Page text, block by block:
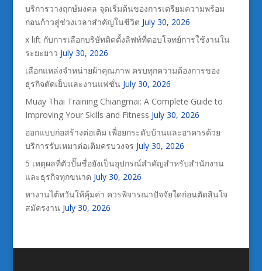
บริการวางฤกษ์มงคล จุดเริ่มต้นของการเตรียมความพร้อม
ก่อนก้าวสู่ช่วงเวลาสำคัญในชีวิต July 30, 2026
x lift กับการเลือกบริษัทติดตั้งลิฟท์ที่ตอบโจทย์การใช้งานใน
ระยะยาว July 30, 2026
เลือกแหล่งจำหน่ายผ้าคุณภาพ ครบทุกความต้องการของ
ธุรกิจตัดเย็บและงานแฟชั่น July 30, 2026
Muay Thai Training Chiangmai: A Complete Guide to
Improving Your Skills and Fitness July 30, 2026
ออกแบบก่อสร้างต่อเติม เพื่อยกระดับบ้านและอาคารด้วย
บริการรับเหมาต่อเติมครบวงจร July 30, 2026
5 เหตุผลที่ตัวปั๊มชื่อยังเป็นอุปกรณ์สำคัญสำหรับสำนักงาน
และธุรกิจทุกขนาด July 30, 2026
หางานไต้หวันให้คุ้มค่า ควรพิจารณาปัจจัยใดก่อนตัดสินใจ
สมัครงาน July 30, 2026